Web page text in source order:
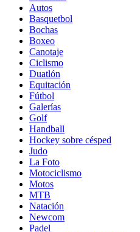
Autos
Basquetbol
Bochas
Boxeo
Canotaje
Ciclismo
Duatlón
Equitación
Fútbol
Galerías
Golf
Handball
Hockey sobre césped
Judo
La Foto
Motociclismo
Motos
MTB
Natación
Newcom
Padel